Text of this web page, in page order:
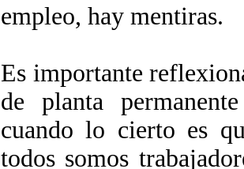
empleo, hay mentiras.
Es importante
de planta
cuando lo cierto es
todos somos